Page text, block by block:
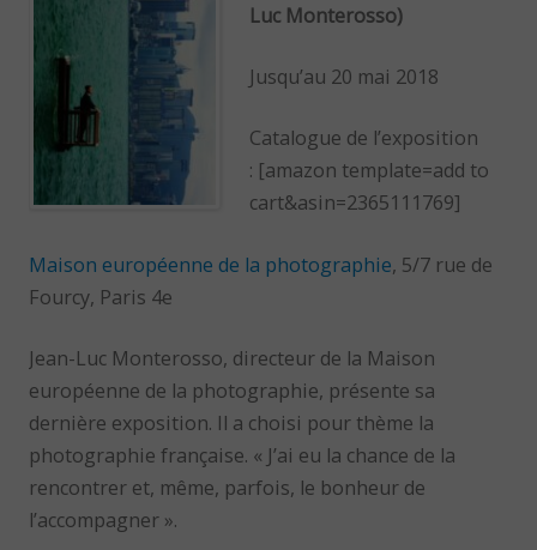
Luc Monterosso)
Jusqu’au 20 mai 2018
Catalogue de l’exposition
: [amazon template=add to
cart&asin=2365111769]
Maison européenne de la photographie, 5/7 rue de
Fourcy, Paris 4e
Jean-Luc Monterosso, directeur de la Maison
européenne de la photographie, présente sa
dernière exposition. Il a choisi pour thème la
photographie française. « J’ai eu la chance de la
rencontrer et, même, parfois, le bonheur de
l’accompagner ».